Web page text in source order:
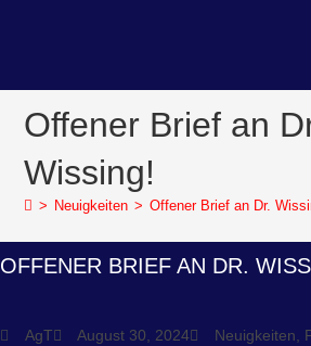
Offener Brief an
Wissing!
> Neuigkeiten > Offener Brief an Dr.
OFFENER BRIEF AN DR.
AgT August 30, 2024 Neuigkeiten